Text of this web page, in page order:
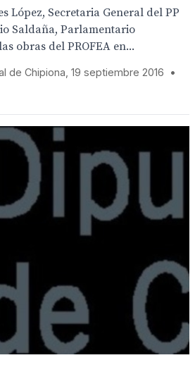
López, Secretaria General del PP
Saldaña, Parlamentario
obras del PROFEA en...
de Chipiona, 19 septiembre 2016
•